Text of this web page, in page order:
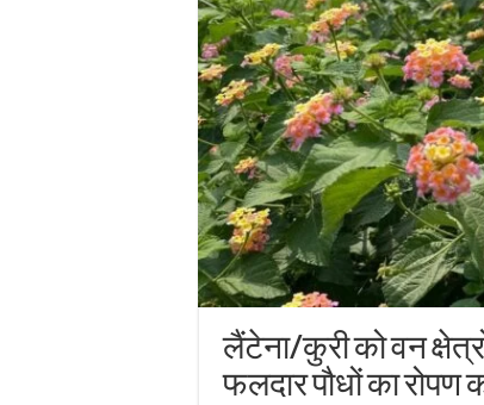
लैंटेना/कुरी को वन
फलदार पौधों का रोपण